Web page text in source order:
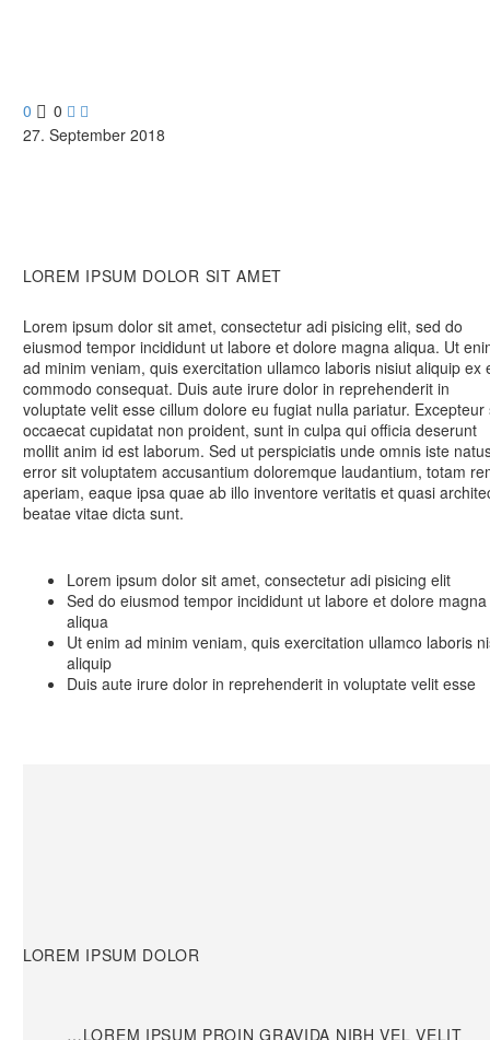
0 0  
27. September 2018
LOREM IPSUM DOLOR SIT AMET
Lorem ipsum dolor sit amet, consectetur adi pisicing elit, sed do
eiusmod tempor incididunt ut labore et dolore magna aliqua. Ut
ad minim veniam, quis exercitation ullamco laboris nisiut aliquip ex
commodo consequat. Duis aute irure dolor in reprehenderit in
voluptate velit esse cillum dolore eu fugiat nulla pariatur. Excepteur
occaecat cupidatat non proident, sunt in culpa qui officia deserunt
mollit anim id est laborum. Sed ut perspiciatis unde omnis iste
error sit voluptatem accusantium doloremque laudantium, totam
aperiam, eaque ipsa quae ab illo inventore veritatis et quasi
beatae vitae dicta sunt.
Lorem ipsum dolor sit amet, consectetur adi pisicing elit
Sed do eiusmod tempor incididunt ut labore et dolore magna
aliqua
Ut enim ad minim veniam, quis exercitation ullamco laboris
aliquip
Duis aute irure dolor in reprehenderit in voluptate velit esse
LOREM IPSUM DOLOR
…LOREM IPSUM PROIN GRAVIDA NIBH VEL VELIT